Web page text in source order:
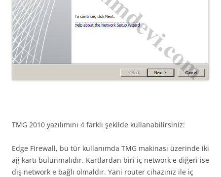
TMG 2010 yazılımını 4 farklı şekilde kullanabilirsiniz:
Edge Firewall, bu tür kullanımda TMG makinası üzerinde iki
ağ kartı bulunmalıdır. Kartlardan biri iç network e diğeri ise
dış network e bağlı olmaldır. Yani router cihazınız ile iç